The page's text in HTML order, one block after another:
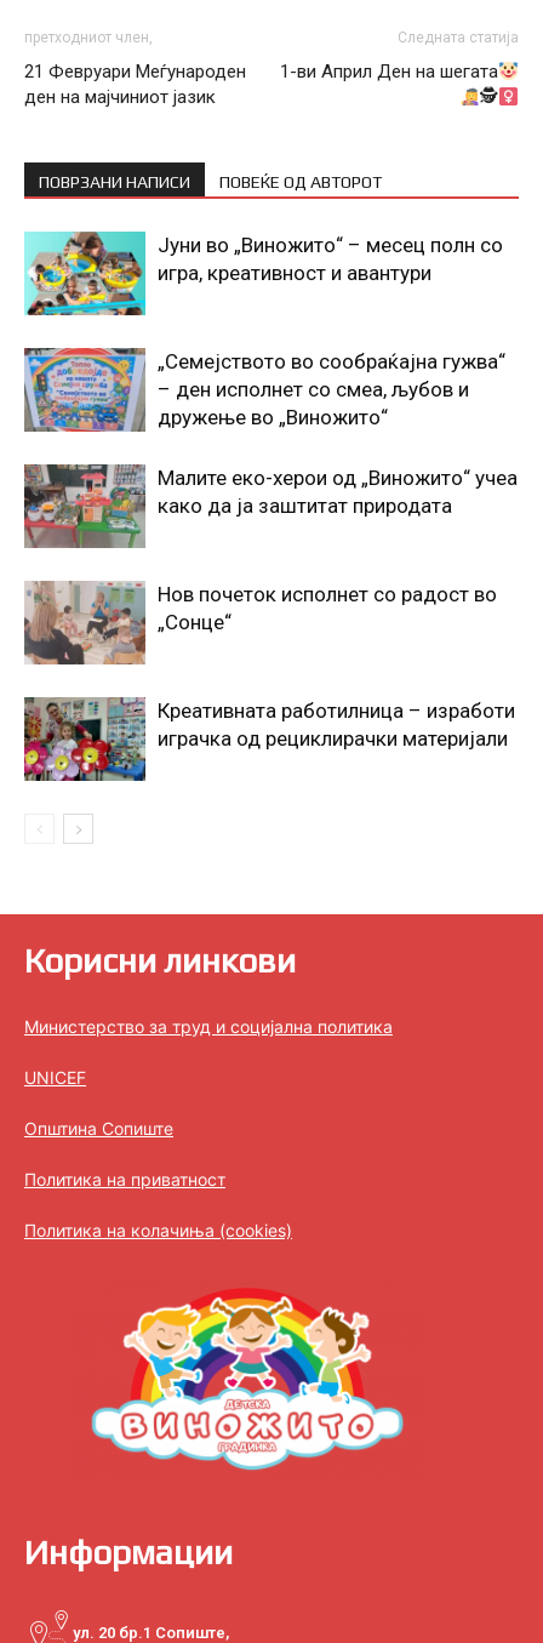
претходниот член,
21 Февруари Меѓународен
ден на мајчиниот јазик
Следната статија
1-ви Април Ден на шегата
🕵‍
ПОВРЗАНИ НАПИСИ ПОВЕЌЕ ОД АВТОРОТ
Јуни во „Виножито“ – месец полн со
игра, креативност и авантури
„Семејството во сообраќајна гужва“
– ден исполнет со смеа, љубов и
дружење во „Виножито“
Малите еко-херои од „Виножито“ учеа
како да ја заштитат природата
Нов почеток исполнет со радост во
„Сонце“
Креативната работилница – изработи
играчка од рециклирачки материјали
Корисни линкови
Министерство за труд и социјална политика
UNICEF
Општина Сопиште
Политика на приватност
Политика на колачиња (cookies)
Информации
ул. 20 бр.1 Сопиште,